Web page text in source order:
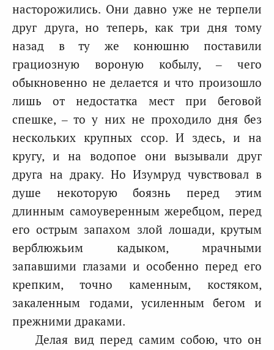
насторожились. Они давно уже не терпели
друг друга, но теперь, как три дня тому
назад в ту же конюшню поставили
грациозную вороную кобылу, – чего
обыкновенно не делается и что произошло
лишь от недостатка мест при беговой
спешке, – то у них не проходило дня без
нескольких крупных ссор. И здесь, и на
кругу, и на водопое они вызывали друг
друга на драку. Но Изумруд чувствовал в
душе некоторую боязнь перед этим
длинным самоуверенным жеребцом, перед
его острым запахом злой лошади, крутым
верблюжьим кадыком, мрачными
запавшими глазами и особенно перед его
крепким, точно каменным, костяком,
закаленным годами, усиленным бегом и
прежними драками.
Делая вид перед самим собою, что он